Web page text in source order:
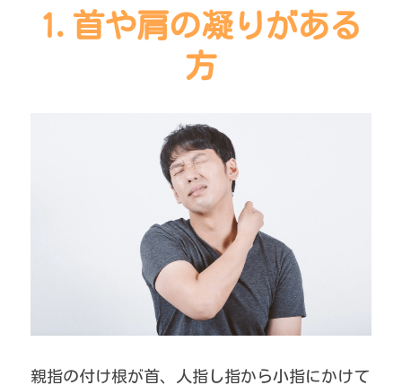
1.首や肩の凝りがある
方
親指の付け根が首、人指し指から小指にかけて